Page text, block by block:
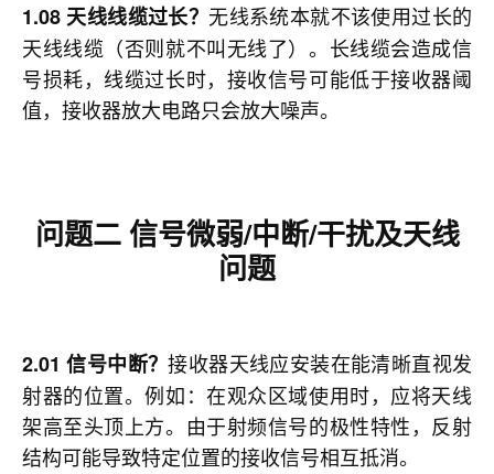
1.08 天线线缆过长？ 无线系统本就不该使用过长的
天线线缆（否则就不叫无线了）。长线缆会造成信
号损耗，线缆过长时，接收信号可能低于接收器阈
值，接收器放大电路只会放大噪声。
问题二 信号微弱/中断/干扰及天线
问题
2.01 信号中断？接收器天线应安装在能清晰直视发
射器的位置。例如：在观众区域使用时，应将天线
架高至头顶上方。由于射频信号的极性特性，反射
结构可能导致特定位置的接收信号相互抵消。